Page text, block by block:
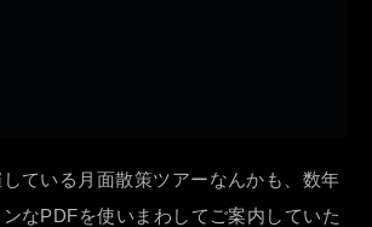
ている月面散策ツアーなんかも、数年
なPDFを使いまわしてご案内していた